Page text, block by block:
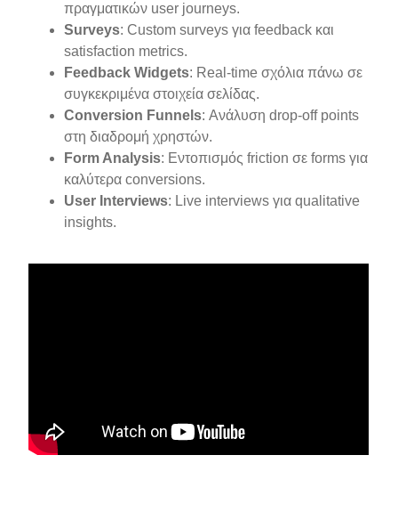
πραγματικών user journeys.
Surveys: Custom surveys για feedback και
satisfaction metrics.
Feedback Widgets: Real-time σχόλια πάνω σε
συγκεκριμένα στοιχεία σελίδας.
Conversion Funnels: Ανάλυση drop-off points
στη διαδρομή χρηστών.
Form Analysis: Εντοπισμός friction σε forms για
καλύτερα conversions.
User Interviews: Live interviews για qualitative
insights.